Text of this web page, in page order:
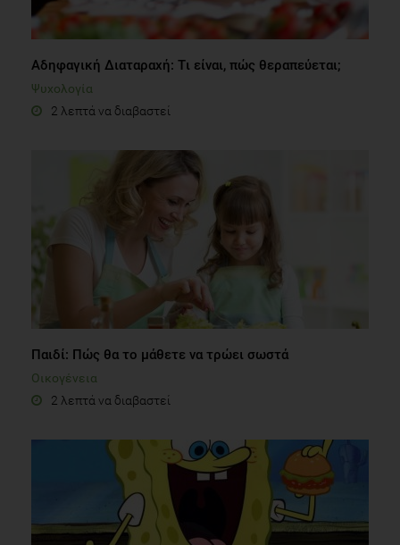
Αδηφαγική Διαταραχή: Tι είναι, πώς θεραπεύεται;
Ψυχολογία
2 λεπτά να διαβαστεί
Παιδί: Πώς θα το μάθετε να τρώει σωστά
Οικογένεια
2 λεπτά να διαβαστεί